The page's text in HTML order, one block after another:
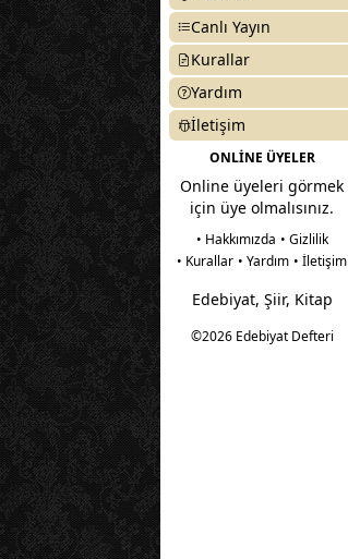
Canlı Yayın
Kurallar
Yardım
İletişim
ONLİNE ÜYELER
Online üyeleri görmek
için üye olmalısınız.
• Hakkımızda • Gizlilik
• Kurallar • Yardım • İletişim
Edebiyat, Şiir, Kitap
©2026 Edebiyat Defteri